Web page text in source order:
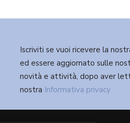
Iscriviti se vuoi ricevere la
ed essere aggiornato sulle
novità e attività, dopo aver
nostra Informativa privacy